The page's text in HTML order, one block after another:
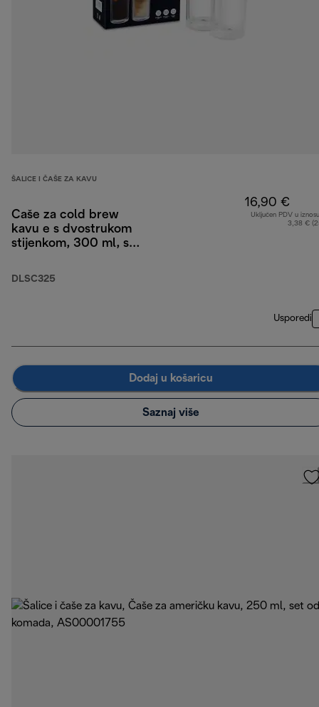
ŠALICE I ČAŠE ZA KAVU
Čaše za cold brew
kavu e s dvostrukom
stijenkom, 300 ml, set
DLSC325
16,90 €
Uključen PDV u
3,38 €
Usporedi
Dodaj u košaricu
Saznaj više